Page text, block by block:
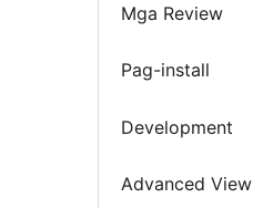
Mga Review
Pag-install
Development
Advanced View